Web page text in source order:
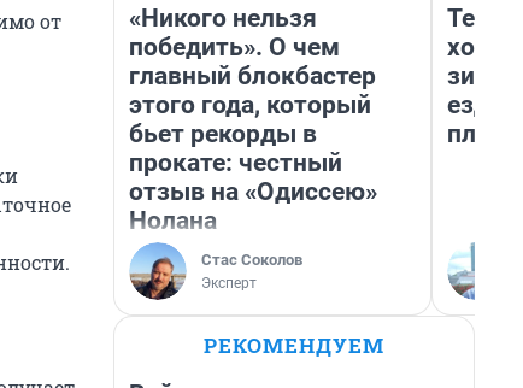
от
«Никого нельзя
победить». О чем
главный блокбастер
этого года, который
бьет рекорды в
прокате: честный
отзыв на «Одиссею»
Нолана
Стас Соколов
Эксперт
ездит
РЕКОМЕНДУЕМ